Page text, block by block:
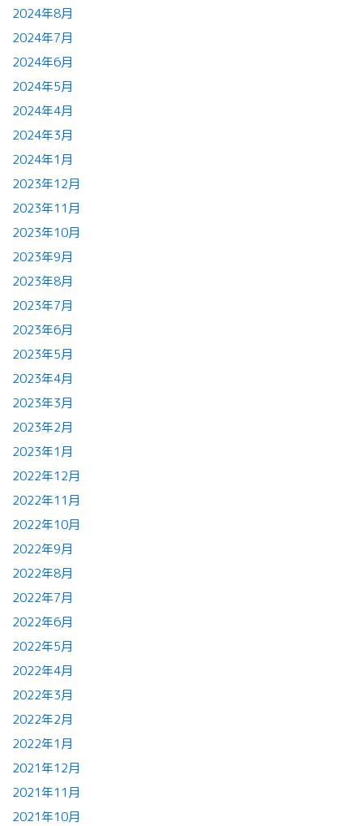
2024年8月
2024年7月
2024年6月
2024年5月
2024年4月
2024年3月
2024年1月
2023年12月
2023年11月
2023年10月
2023年9月
2023年8月
2023年7月
2023年6月
2023年5月
2023年4月
2023年3月
2023年2月
2023年1月
2022年12月
2022年11月
2022年10月
2022年9月
2022年8月
2022年7月
2022年6月
2022年5月
2022年4月
2022年3月
2022年2月
2022年1月
2021年12月
2021年11月
2021年10月